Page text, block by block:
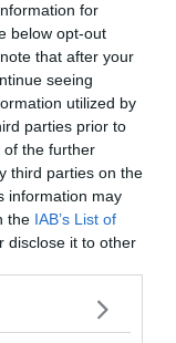
for
below opt-out
that after your
seeing
utilized by
parties prior to
of the further
third parties on the
information may
the IAB’s List of
disclose it to other
la vita un
13 anni, in
dal